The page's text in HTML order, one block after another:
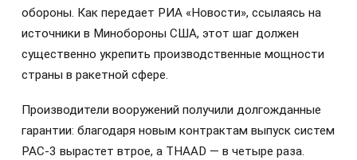
обороны. Как передает РИА «Новости», ссылаясь на
источники в Минобороны США, этот шаг должен
существенно укрепить производственные мощности
страны в ракетной сфере.
Производители вооружений получили долгожданные
гарантии: благодаря новым контрактам выпуск систем
PAC-3 вырастет втрое, а THAAD — в четыре раза.